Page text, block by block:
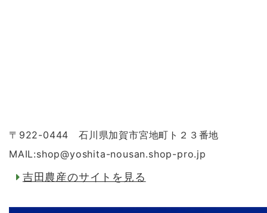
〒922-0444 石川県加賀市宮地町ト２３番地
MAIL:shop@yoshita-nousan.shop-pro.jp
吉田農産のサイトを見る